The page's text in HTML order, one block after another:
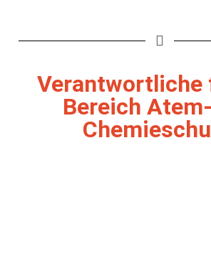
Verantwortliche
Bereich